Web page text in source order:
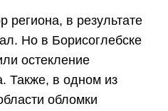
региона, в результате
Но в Борисоглебске
остекление
Также, в одном из
обломки